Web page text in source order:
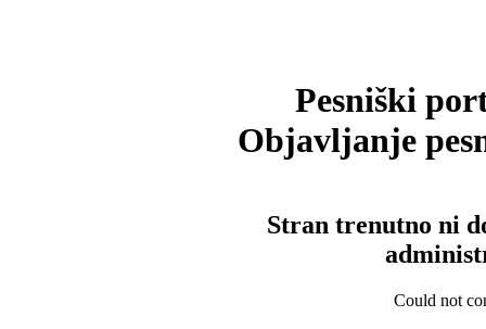
Pesniški
Objavljanje
Stran trenutno ni
Could not